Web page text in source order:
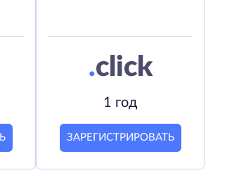
.click
1 год
ЗАРЕГИСТРИРОВАТЬ